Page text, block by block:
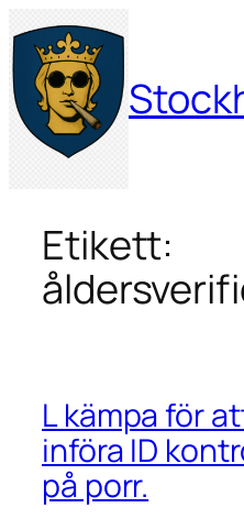
Hoppa
till
innehåll
Etikett:
L kämpa för
införa ID
på porr.